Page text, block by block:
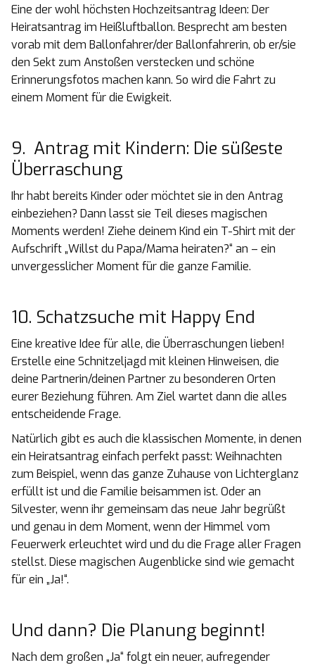
Eine der wohl höchsten Hochzeitsantrag Ideen: Der
Heiratsantrag im Heißluftballon. Besprecht am besten
vorab mit dem Ballonfahrer/der Ballonfahrerin, ob er/sie
den Sekt zum Anstoßen verstecken und schöne
Erinnerungsfotos machen kann. So wird die Fahrt zu
einem Moment für die Ewigkeit.
9. Antrag mit Kindern: Die süßeste
Überraschung
Ihr habt bereits Kinder oder möchtet sie in den Antrag
einbeziehen? Dann lasst sie Teil dieses magischen
Moments werden! Ziehe deinem Kind ein T-Shirt mit der
Aufschrift „Willst du Papa/Mama heiraten?“ an – ein
unvergesslicher Moment für die ganze Familie.
10. Schatzsuche mit Happy End
Eine kreative Idee für alle, die Überraschungen lieben!
Erstelle eine Schnitzeljagd mit kleinen Hinweisen, die
deine Partnerin/deinen Partner zu besonderen Orten
eurer Beziehung führen. Am Ziel wartet dann die alles
entscheidende Frage.
Natürlich gibt es auch die klassischen Momente, in denen
ein Heiratsantrag einfach perfekt passt: Weihnachten
zum Beispiel, wenn das ganze Zuhause von Lichterglanz
erfüllt ist und die Familie beisammen ist. Oder an
Silvester, wenn ihr gemeinsam das neue Jahr begrüßt
und genau in dem Moment, wenn der Himmel vom
Feuerwerk erleuchtet wird und du die Frage aller Fragen
stellst. Diese magischen Augenblicke sind wie gemacht
für ein „Ja!“.
Und dann? Die Planung beginnt!
Nach dem großen „Ja“ folgt ein neuer, aufregender